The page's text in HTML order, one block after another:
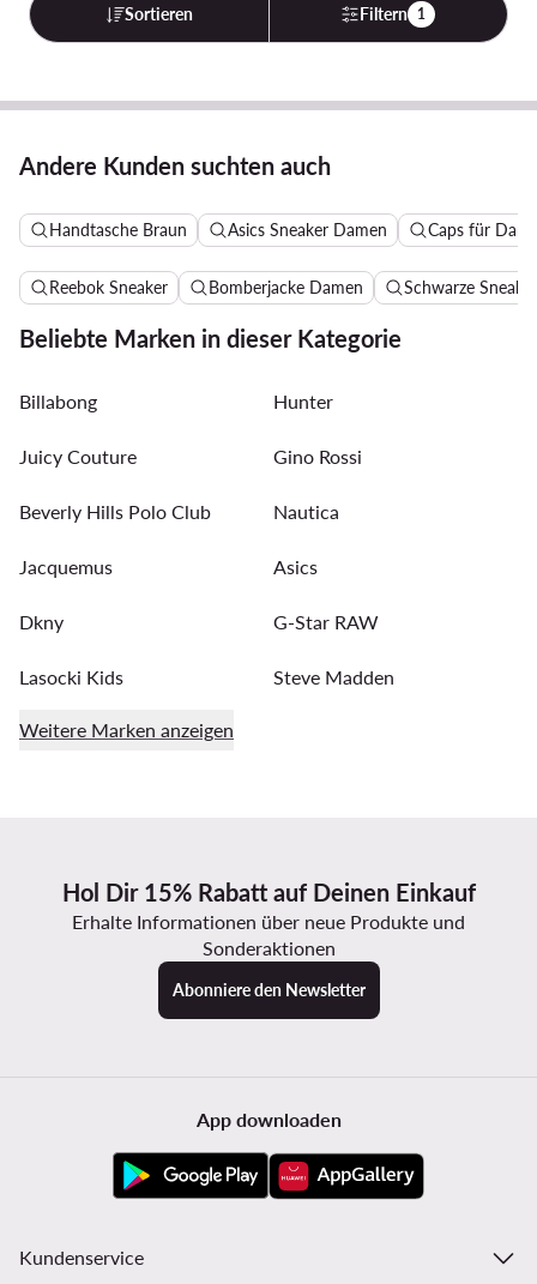
Sortieren Filtern 1
Andere Kunden suchten auch
Handtasche Braun Asics Sneaker Damen Caps für
Reebok Sneaker Bomberjacke Damen Schwarze
Beliebte Marken in dieser Kategorie
Billabong Hunter
Juicy Couture Gino Rossi
Beverly Hills Polo Club Nautica
Jacquemus Asics
Dkny G-Star RAW
Lasocki Kids Steve Madden
Weitere Marken anzeigen
Hol Dir 15% Rabatt auf Deinen Einkauf
Erhalte Informationen über neue Produkte und
Sonderaktionen
Abonniere den Newsletter
App downloaden
Kundenservice